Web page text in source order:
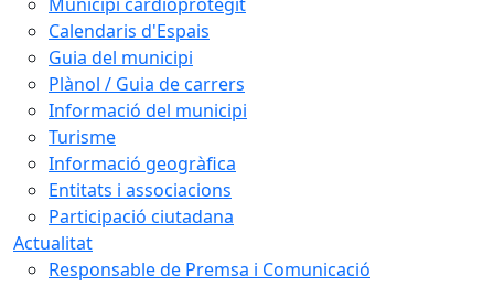
Calendaris d'Espais
Guia del municipi
Plànol / Guia de carrers
Informació del municipi
Turisme
Informació geogràfica
Entitats i associacions
Participació ciutadana
Actualitat
Responsable de Premsa i Comunicació